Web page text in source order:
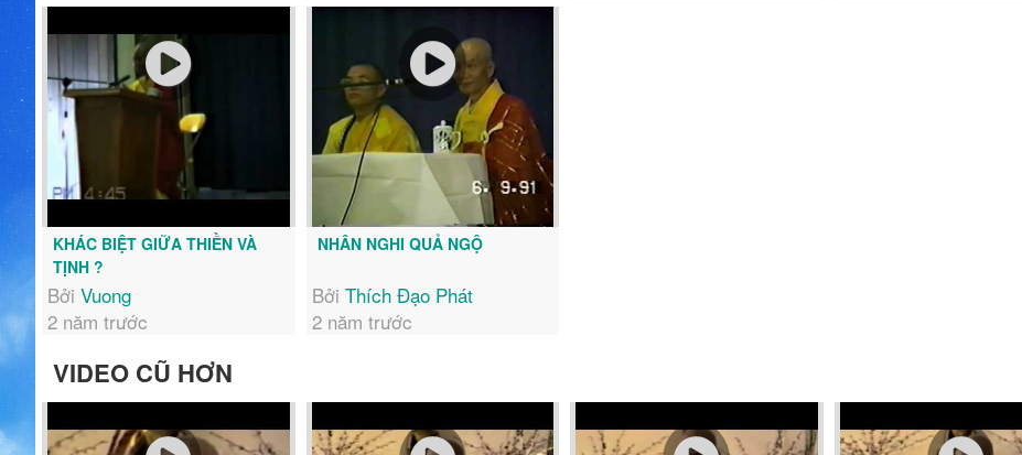
KHÁC BIỆT GIỮA THIỀN VÀ
TỊNH ?
Bởi Vuong
2 năm trước
NHÂN NGHI QUẢ NGỘ
Bởi Thích Đạo Phát
2 năm trước
VIDEO CŨ HƠN